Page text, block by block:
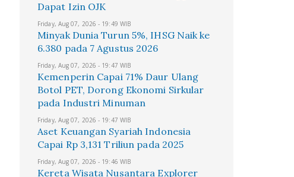
Dapat Izin OJK
Friday, Aug 07, 2026 - 19:49 WIB
Minyak Dunia Turun 5%, IHSG Naik ke
6.380 pada 7 Agustus 2026
Friday, Aug 07, 2026 - 19:47 WIB
Kemenperin Capai 71% Daur Ulang
Botol PET, Dorong Ekonomi Sirkular
pada Industri Minuman
Friday, Aug 07, 2026 - 19:47 WIB
Aset Keuangan Syariah Indonesia
Capai Rp 3,131 Triliun pada 2025
Friday, Aug 07, 2026 - 19:46 WIB
Kereta Wisata Nusantara Explorer